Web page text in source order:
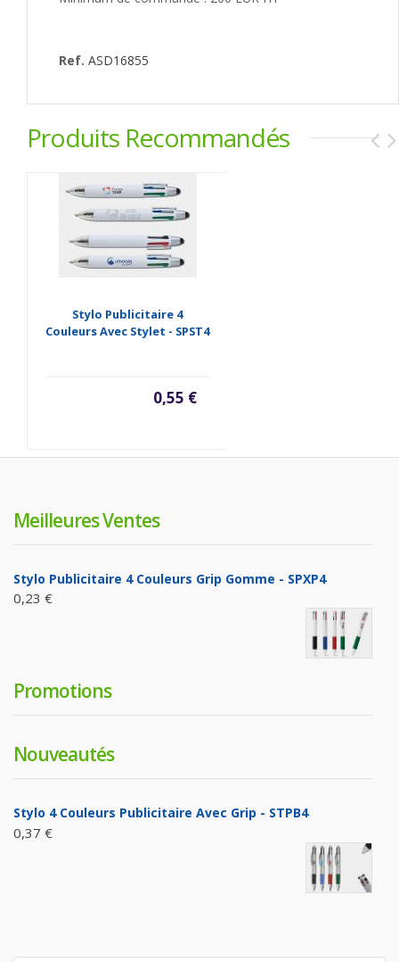
Ref. ASD16855
Produits Recommandés
Stylo Publicitaire 4
Couleurs Avec Stylet - SPST4
0,55 €
Meilleures Ventes
Stylo Publicitaire 4 Couleurs Grip Gomme - SPXP4
0,23 €
Promotions
Nouveautés
Stylo 4 Couleurs Publicitaire Avec Grip - STPB4
0,37 €